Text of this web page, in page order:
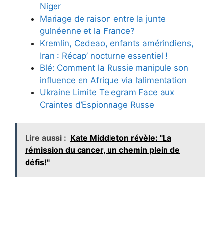
Niger
Mariage de raison entre la junte
guinéenne et la France?
Kremlin, Cedeao, enfants amérindiens,
Iran : Récap’ nocturne essentiel !
Blé: Comment la Russie manipule son
influence en Afrique via l’alimentation
Ukraine Limite Telegram Face aux
Craintes d’Espionnage Russe
Lire aussi : Kate Middleton révèle: "La
rémission du cancer, un chemin plein de
défis!"